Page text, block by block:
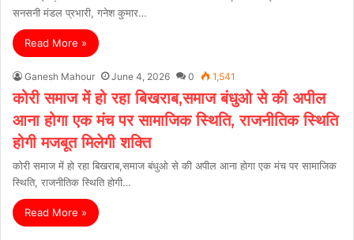
सनसनी मंडल प्रभारी, गनेश कुमार…
Read More »
Ganesh Mahour June 4, 2026 0 1,541
कोरी समाज में हो रहा बिखराब,समाज बंधुओ से की अपील
आना होगा एक मंच पर सामाजिक स्थिति, राजनीतिक स्थिति
होगी मजबूत मिलेगी शक्ति
कोरी समाज में हो रहा बिखराब,समाज बंधुओ से की अपील आना होगा एक मंच पर सामाजिक
स्थिति, राजनीतिक स्थिति होगी…
Read More »